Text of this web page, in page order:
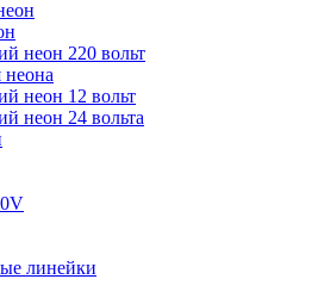
неон 220 вольт
неон 12 вольт
неон 24 вольта
линейки